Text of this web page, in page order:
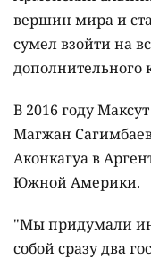
вершин мира и
сумел взойти на
дополнительного
В 2016 году
Магжан
Аконкагуа в
Южной Америки.
"Мы придумали
собой сразу два